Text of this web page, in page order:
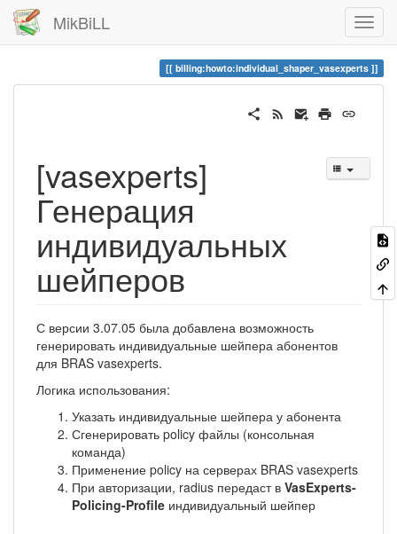
MikBiLL
billing:howto:individual_shaper_vasexperts
[vasexperts]
Генерация
индивидуальных
шейперов
С версии 3.07.05 была добавлена возможность
генерировать индивидуальные шейпера абонентов
для BRAS vasexperts.
Логика использования:
Указать индивидуальные шейпера у абонента
Сгенерировать policy файлы (консольная
команда)
Применение policy на серверах BRAS vasexperts
При авторизации, radius передаст в VasExperts-
Policing-Profile индивидуальный шейпер